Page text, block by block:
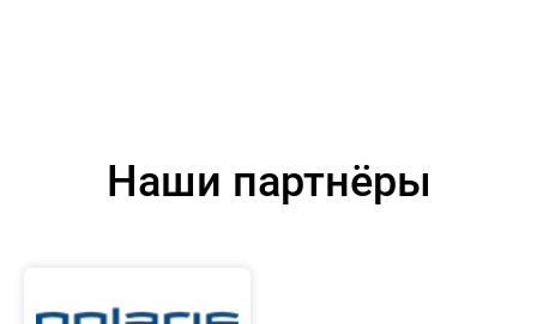
Наши партнёры